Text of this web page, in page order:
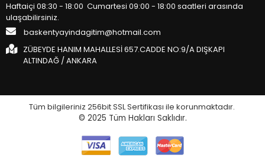
Haftaiçi 08:30 - 18:00 Cumartesi 09:00 - 18:00 saatleri arasında
ulaşabilirsiniz.
baskentyayindagitim@hotmail.com
ZÜBEYDE HANIM MAHALLESİ 657.CADDE NO:9/A DIŞKAPI
ALTINDAĞ / ANKARA
Tüm bilgileriniz 256bit SSL Sertifikası ile korunmaktadır.
© 2025 Tüm Hakları Saklıdır.